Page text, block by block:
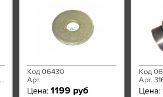
Код 06430
Арт.
Цена: 1199 руб
Код
Арт.
Цена: